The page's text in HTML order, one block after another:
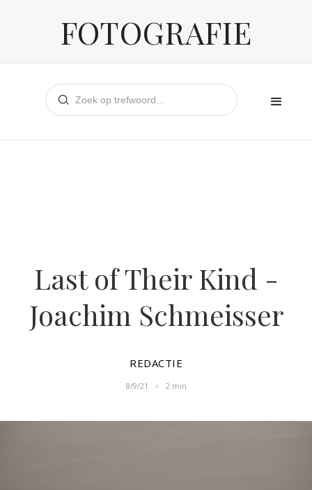
FOTOGRAFIE
Last of Their Kind -
Joachim Schmeisser
REDACTIE
8/9/21 2 min